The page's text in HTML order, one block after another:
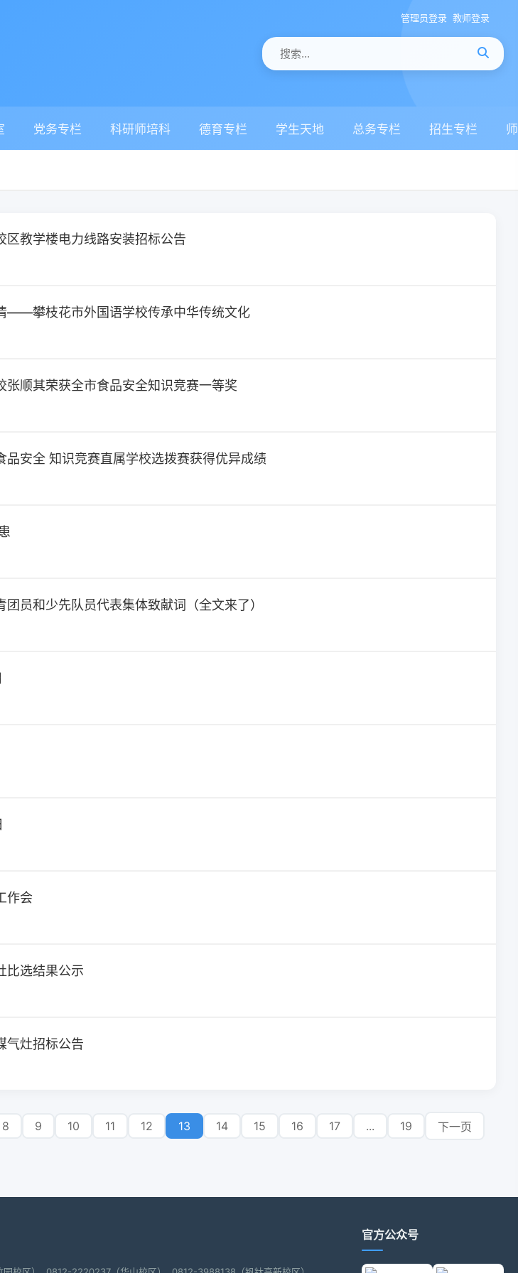
管理员登录 教师登录
党务专栏 科研师培科 德育专栏 学生天地 总务专栏 招生专栏
区教学楼电力线路安装招标公告
——攀枝花市外国语学校传承中华传统文化
张顺其荣获全市食品安全知识竞赛一等奖
品安全 知识竞赛直属学校选拨赛获得优异成绩
员和少先队员代表集体致献词（全文来了）
作会
比选结果公示
气灶招标公告
8 9 10 11 12 13 14 15 16 17 ... 19 下一页
官方公众号